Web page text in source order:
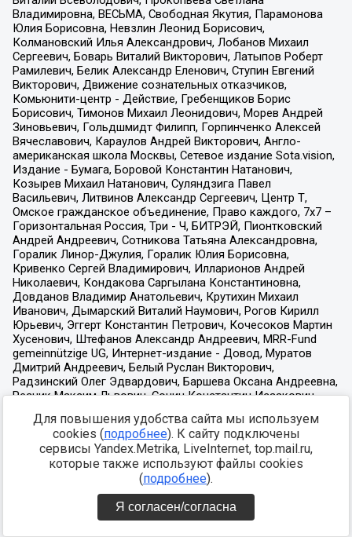
Для повышения удобства сайта мы используем
cookies (подробнее). К сайту подключены
сервисы Yandex.Metrika, LiveInternet, top.mail.ru,
которые также используют файлы cookies
(подробнее).
Я согласен/согласна